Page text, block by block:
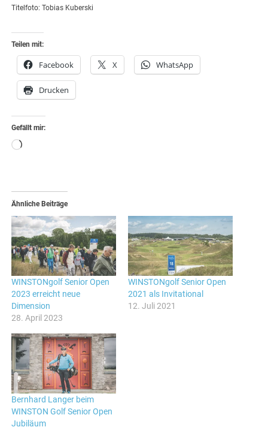
Titelfoto: Tobias Kuberski
Teilen mit:
Facebook X WhatsApp
Drucken
Gefällt mir:
Wird
Ähnliche Beiträge
WINSTONgolf Senior Open
2023 erreicht neue
Dimension
28. April 2023
WINSTONgolf Senior Open
2021 als Invitational
12. Juli 2021
Bernhard Langer beim
WINSTON Golf Senior Open
Jubiläum